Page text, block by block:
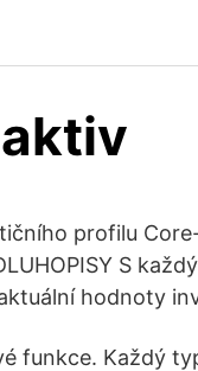
profilu
S
hodnoty
funkce. Každý